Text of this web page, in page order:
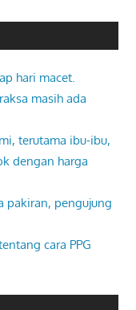
hari macet.
masih ada
terutama ibu-ibu,
dengan harga
pakiran, pengujung
cara PPG